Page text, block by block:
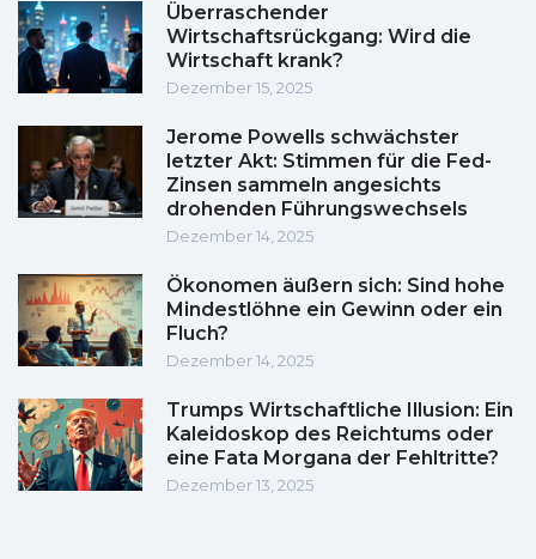
Überraschender
Wirtschaftsrückgang: Wird die
Wirtschaft krank?
Dezember 15, 2025
Jerome Powells schwächster
letzter Akt: Stimmen für die Fed-
Zinsen sammeln angesichts
drohenden Führungswechsels
Dezember 14, 2025
Ökonomen äußern sich: Sind hohe
Mindestlöhne ein Gewinn oder ein
Fluch?
Dezember 14, 2025
Trumps Wirtschaftliche Illusion: Ein
Kaleidoskop des Reichtums oder
eine Fata Morgana der Fehltritte?
Dezember 13, 2025